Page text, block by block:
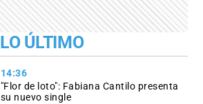
LO ÚLTIMO
14:36
"Flor de loto": Fabiana Cantilo presenta
su nuevo single